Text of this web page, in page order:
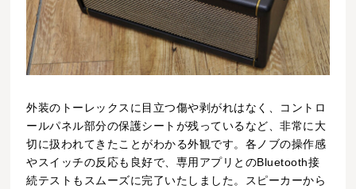
外装のトーレックスに目立つ傷や剥がれはなく、コントロ
ールパネル部分の保護シートが残っているなど、非常に大
切に扱われてきたことがわかる外観です。各ノブの操作感
やスイッチの反応も良好で、専用アプリとのBluetooth接
続テストもスムーズに完了いたしました。スピーカーから